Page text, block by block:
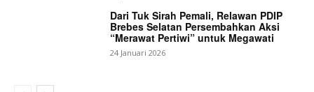
Company
Subscription Plans
Dari Tuk Sirah Pemali, Relawan PDIP
Brebes Selatan Persembahkan Aksi
“Merawat Pertiwi” untuk Megawati
24 Januari 2026